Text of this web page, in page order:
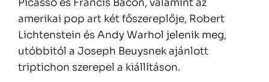
Picasso és Francis Bacon, valamint az
amerikai pop art két főszereplője, Robert
Lichtenstein és Andy Warhol jelenik meg,
utóbbitól a Joseph Beuysnek ajánlott
triptichon szerepel a kiállításon.